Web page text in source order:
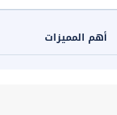
أهم المميزات